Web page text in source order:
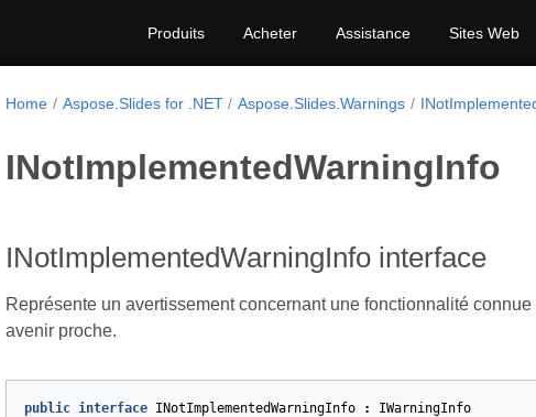
Produits Acheter Assistance Sites Web
Home Aspose.Slides for .NET Aspose.Slides.Warnings
INotImplementedWarningInfo
INotImplementedWarningInfo interface
Représente un avertissement concernant une fonctionnalité
avenir proche.
public interface INotImplementedWarningInfo : IWarningInfo